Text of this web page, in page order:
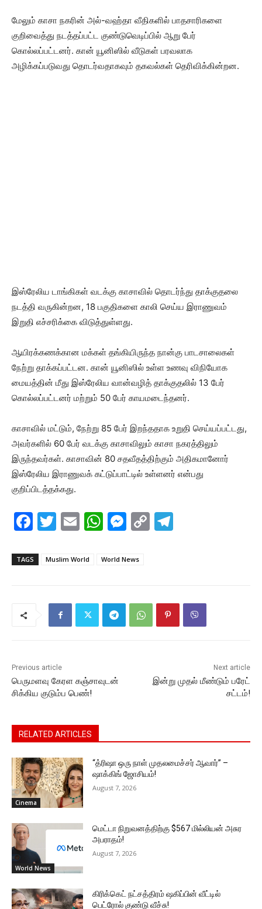
மேலும் காசா நகரின் அல்-வஹ்தா வீதிகளில் பாதசாரிகளை
குறிவைத்து நடத்தப்பட்ட குண்டுவெடிப்பில் ஆறு பேர்
கொல்லப்பட்டனர். கான் யூனிஸில் வீடுகள் பரவலாக
அழிக்கப்படுவது தொடர்வதாகவும் தகவல்கள் தெரிவிக்கின்றன.
இஸ்ரேலிய டாங்கிகள் வடக்கு காசாவில் தொடர்ந்து தாக்குதலை
நடத்தி வருகின்றன, 18 பகுதிகளை காலி செய்ய இராணுவம்
இறுதி எச்சரிக்கை விடுத்துள்ளது.
ஆயிரக்கணக்கான மக்கள் தங்கியிருந்த நான்கு பாடசாலைகள்
நேற்று தாக்கப்பட்டன. கான் யூனிஸில் உள்ள உணவு விநியோக
மையத்தின் மீது இஸ்ரேலிய வான்வழித் தாக்குதலில் 13 பேர்
கொல்லப்பட்டனர் மற்றும் 50 பேர் காயமடைந்தனர்.
காசாவில் மட்டும், நேற்று 85 பேர் இறந்ததாக உறுதி செய்யப்பட்டது,
அவர்களில் 60 பேர் வடக்கு காசாவிலும் காசா நகரத்திலும்
இருந்தவர்கள். காசாவின் 80 சதவீதத்திற்கும் அதிகமானோர்
இஸ்ரேலிய இராணுவக் கட்டுப்பாட்டில் உள்ளனர் என்பது
குறிப்பிடத்தக்கது.
F
c
T
itt
E
ai
W
at
p
p
M
s
n
g
C
k
TAGS Muslim World World News
Previous article
பெருமளவு கேரள கஞ்சாவுடன்
சிக்கிய குடும்ப பெண்!
Next article
இன்று முதல் மீண்டும் பரேட்
சட்டம்!
RELATED ARTICLES
Cinema
“த்ரிஷா ஒரு நாள் முதலமைச்சர் ஆவார்” –
ஷாக்கிங் ஜோசியம்!
August 7, 2026
World News
மெட்டா நிறுவனத்திற்கு $567 மில்லியன் அசுர
அபராதம்!
August 7, 2026
கிரிக்கெட் நட்சத்திரம் ஷகிப்பின் வீட்டில்
பெட்ரோல் குண்டு வீச்சு!